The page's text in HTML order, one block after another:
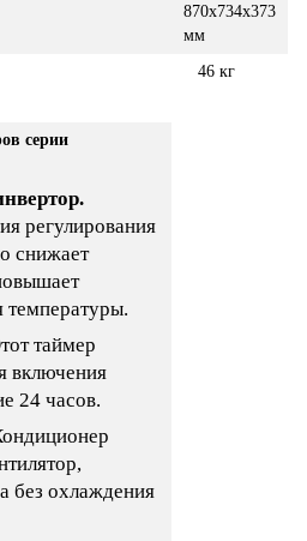
870х734х373
мм
46 кг
серии
регулирования
снижает
температуры.
таймер
включения
24 часов.
без охлаждения